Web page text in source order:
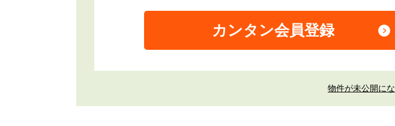
カンタン会員登録
物件が未公開に